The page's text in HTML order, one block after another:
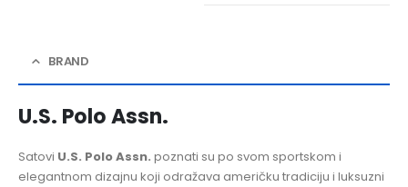
BRAND
U.S. Polo Assn.
Satovi U.S. Polo Assn. poznati su po svom sportskom i
elegantnom dizajnu koji odražava američku tradiciju i luksuzni